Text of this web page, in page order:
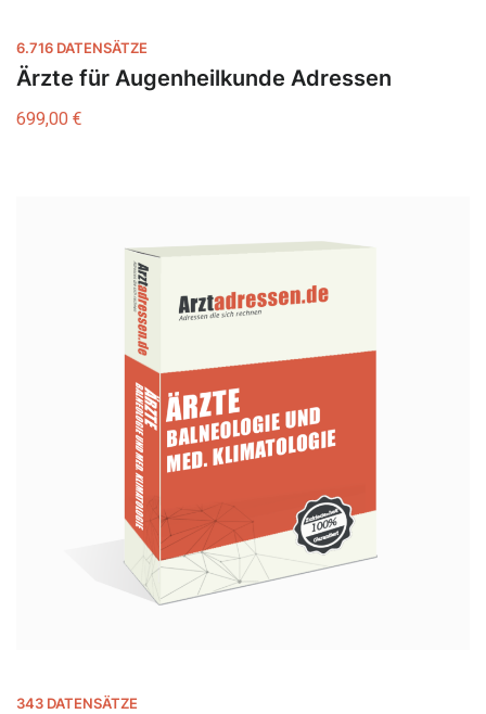
6.716 DATENSÄTZE
Ärzte für Augenheilkunde Adressen
699,00€
343 DATENSÄTZE